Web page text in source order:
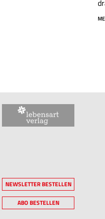
NEWSLETTER BESTELLEN
ABO BESTELLEN